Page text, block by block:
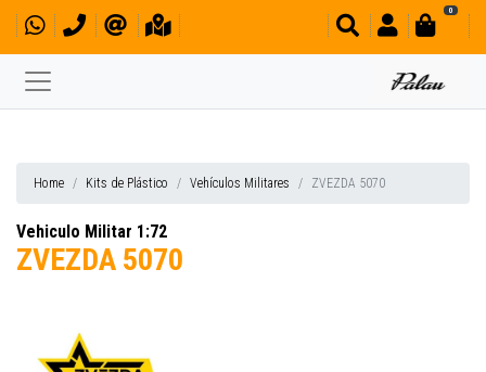
0
Home Kits de Plástico Vehículos Militares ZVEZDA 5070
Vehiculo Militar 1:72
ZVEZDA 5070